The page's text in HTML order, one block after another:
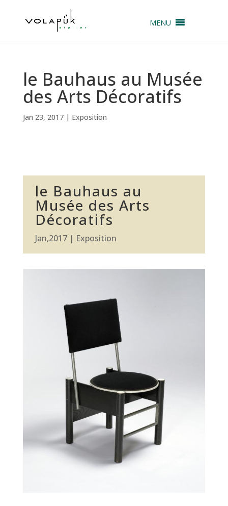
MENU
le Bauhaus au Musée
des Arts Décoratifs
Jan 23, 2017| Exposition
le Bauhaus au
Musée des Arts
Décoratifs
Jan,2017| Exposition